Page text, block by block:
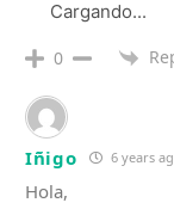
Cargando...
0
Iñigo 6 years
Hola,